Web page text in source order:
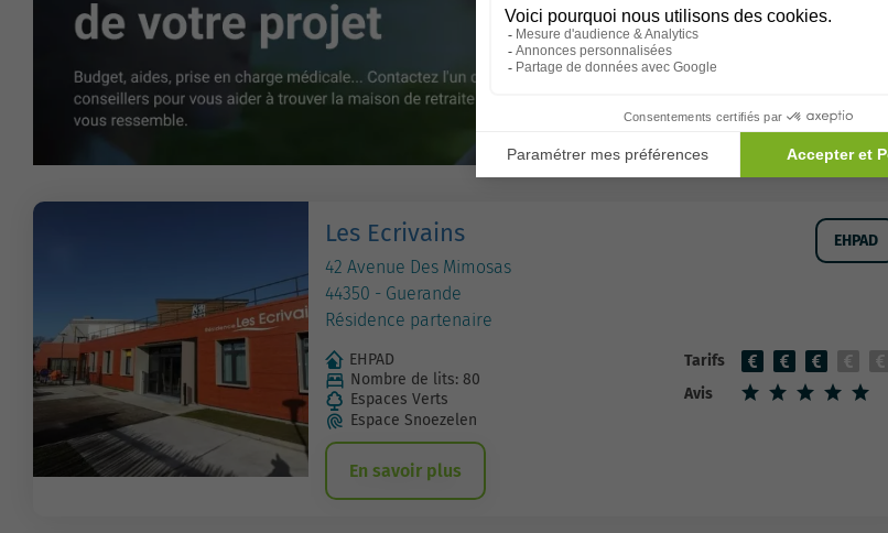
Les Ecrivains
42 Avenue Des Mimosas
44350 - Guerande
Résidence partenaire
EHPAD
EHPAD
Nombre de lits: 80
Espaces Verts
Espace Snoezelen
Tarifs
Avis
En savoir plus